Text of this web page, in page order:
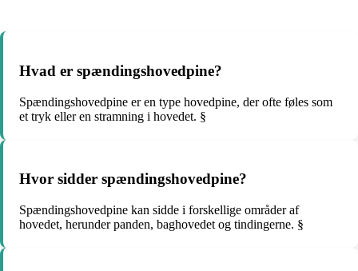
Hvad er spændingshovedpine?
Spændingshovedpine er en type hovedpine, der ofte føles som
et tryk eller en stramning i hovedet. §
Hvor sidder spændingshovedpine?
Spændingshovedpine kan sidde i forskellige områder af
hovedet, herunder panden, baghovedet og tindingerne. §